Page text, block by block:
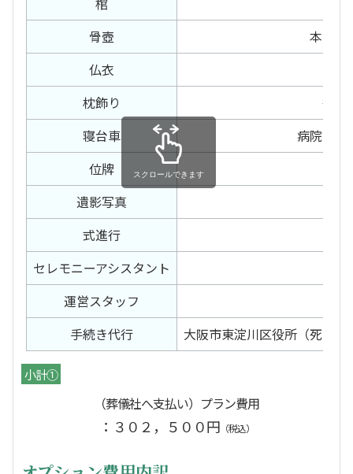
骨壺
本骨箱
仏衣
枕飾り
後飾
寝台車
病院〜預
位牌
遺影写真
式進行
セレモニーアシスタント
運営スタッフ
手続き代行
大阪市東淀川区役所（死亡
スクロールできます
小計①
（葬儀社へ支払い）プラン費用
：３０２，５００円 （税込）